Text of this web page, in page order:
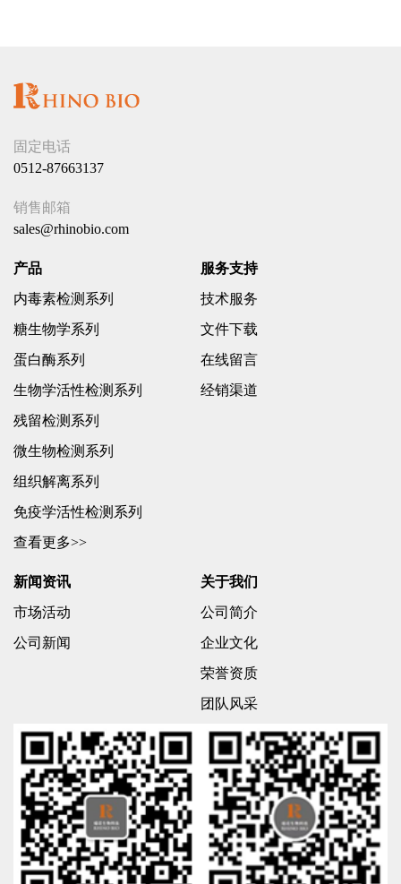
固定电话
0512-87663137
销售邮箱
sales@rhinobio.com
产品
内毒素检测系列
糖生物学系列
蛋白酶系列
生物学活性检测系列
残留检测系列
微生物检测系列
组织解离系列
免疫学活性检测系列
查看更多>>
服务支持
技术服务
文件下载
在线留言
经销渠道
新闻资讯
市场活动
公司新闻
关于我们
公司简介
企业文化
荣誉资质
团队风采